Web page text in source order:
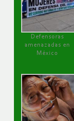
Defensoras
amenazadas en
México